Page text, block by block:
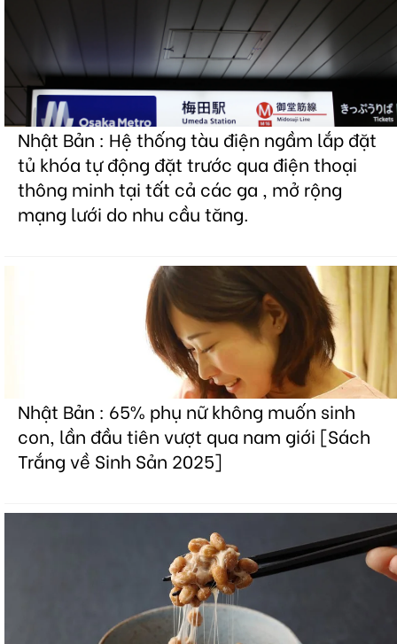
Nhật Bản : Hệ thống tàu điện ngầm lắp đặt
tủ khóa tự động đặt trước qua điện thoại
thông minh tại tất cả các ga , mở rộng
mạng lưới do nhu cầu tăng.
Nhật Bản : 65% phụ nữ không muốn sinh
con, lần đầu tiên vượt qua nam giới [Sách
Trắng về Sinh Sản 2025]